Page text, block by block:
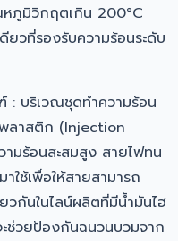
ภูมิวิกฤตเกิน 200°C
ยวที่รองรับความร้อนระดับ
: บริเวณชุดทำความร้อน
ลาสติก (Injection
ามร้อนสะสมสูง สายไฟทน
ใช้เพื่อให้สายสามารถ
กันในไลน์ผลิตที่มีน้ำมันไฮ
ช่วยป้องกันฉนวนบวมจาก